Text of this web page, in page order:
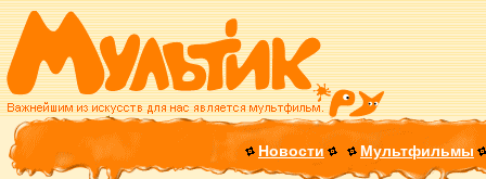
Новости Мультфильмы